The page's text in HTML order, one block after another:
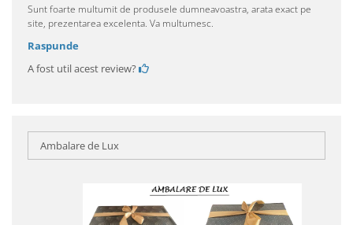
Sunt foarte multumit de produsele dumneavoastra, arata exact pe
site, prezentarea excelenta. Va multumesc.
Raspunde
A fost util acest review?
Ambalare de Lux